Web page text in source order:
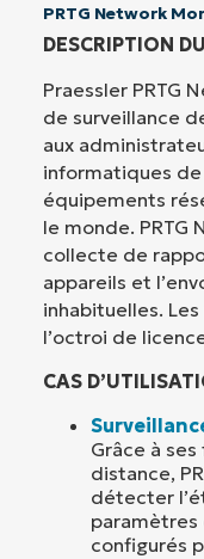
PRTG Network
DESCRIPTION
Praessler PRTG
de surveillance
aux
informatiques de
équipements
le monde. PRTG
collecte de
appareils et
inhabituelles.
l’octroi de
CAS
Grâce à
distance,
détecter
paramètres
configurés